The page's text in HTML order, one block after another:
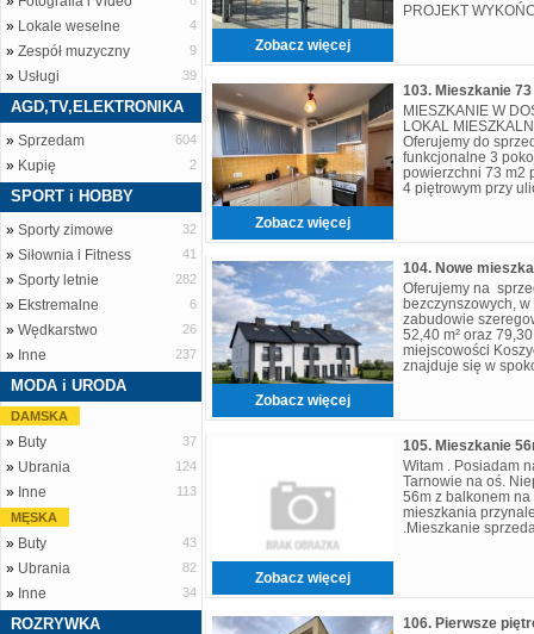
» Lokale weselne 4
» Zespół muzyczny 9
» Usługi 39
AGD,TV,ELEKTRONIKA
» Sprzedam 604
» Kupię 2
SPORT i HOBBY
» Sporty zimowe 32
» Siłownia i Fitness 41
» Sporty letnie 282
» Ekstremalne 6
» Wędkarstwo 26
» Inne 237
MODA i URODA
DAMSKA
» Buty 37
» Ubrania 124
» Inne
113
MĘSKA
» Buty 43
» Ubrania 82
» Inne 34
ROZRYWKA
Zobacz więcej
PROJEKT
Zobacz więcej
MIESZKANIE W
LOKAL
Oferujemy do
funkcjonalne 3
powierzchni 73 m2
4 piętrowym przy
Zobacz więcej
Oferujemy na
bezczynszowych,
zabudowie
52,40 m² oraz
miejscowości
znajduje się w
Zobacz więcej
105. Mieszkanie
Witam . Posiadam
Tarnowie na oś.
56m z balkonem
mieszkania
.Mieszkanie
106. Pierwsze